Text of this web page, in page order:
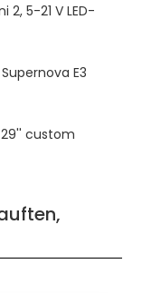
2, 5-21 V LED-
E3
custom